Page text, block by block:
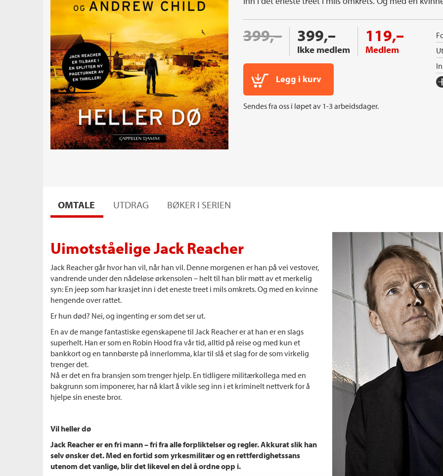
399,– 399,–
Ikke medlem
119,–
Medlem
Legg i kurv
Sendes fra oss i løpet av 1-3 arbeidsdager.
OMTALE UTDRAG BØKER I SERIEN
Uimotståelige Jack Reacher
Jack Reacher går hvor han vil, når han vil. Denne morgenen er han på vei vestover,
vandrende under den nådeløse ørkensolen – helt til han blir møtt av et merkelig
syn: En jeep som har krasjet inn i det eneste treet i mils omkrets. Og med en kvinne
hengende over rattet.
Er hun død? Nei, og ingenting er som det ser ut.
En av de mange fantastiske egenskapene til Jack Reacher er at han er en slags
superhelt. Han er som en Robin Hood fra vår tid, alltid på reise og med kun et
bankkort og en tannbørste på innerlomma, klar til slå et slag for de som virkelig
trenger det.
Nå er det en fra bransjen som trenger hjelp. En tidligere militærkollega med en
bakgrunn som imponerer, har nå klart å vikle seg inn i et kriminelt nettverk for å
hjelpe sin eneste bror.
Vil heller dø
Jack Reacher er en fri mann – fri fra alle forpliktelser og regler. Akkurat slik han
selv ønsker det. Med en fortid som yrkesmilitær og en rettferdighetssans
utenom det vanlige, blir det likevel en del å ordne opp i.